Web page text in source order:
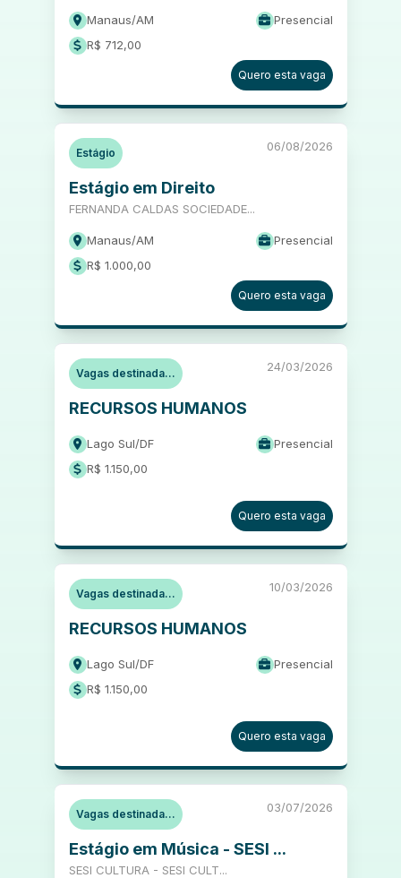
Manaus/AM
Presencial
R$ 712,00
Quero esta vaga
Estágio 06/08/2026
Estágio em Direito
FERNANDA CALDAS SOCIEDADE...
Manaus/AM
Presencial
R$ 1.000,00
Quero esta vaga
Vagas destinada... 24/03/2026
RECURSOS HUMANOS
Lago Sul/DF
Presencial
R$ 1.150,00
Quero esta vaga
Vagas destinada... 10/03/2026
RECURSOS HUMANOS
Lago Sul/DF
Presencial
R$ 1.150,00
Quero esta vaga
Vagas destinada... 03/07/2026
Estágio em Música - SESI ...
SESI CULTURA - SESI CULT...